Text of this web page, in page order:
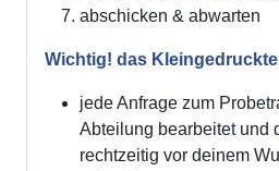
abschicken & abwarten
Wichtig! das
jede Anfrage zum
Abteilung bearbeitet und
rechtzeitig vor deinem